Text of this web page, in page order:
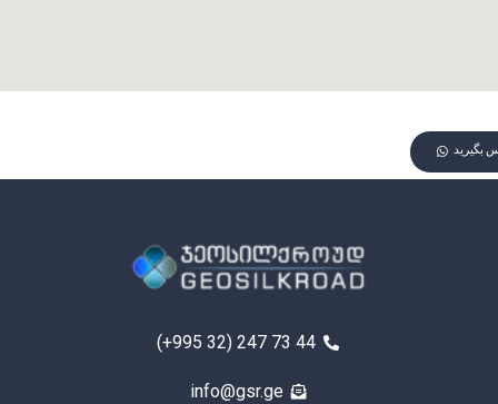
بگیرید
(+995 32) 247 73 44
info@gsr.ge